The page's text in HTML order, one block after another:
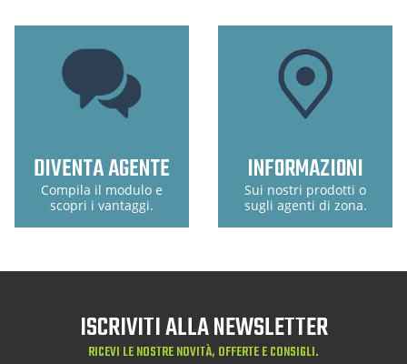
DIVENTA AGENTE
Compila il modulo e
scopri i vantaggi.
INFORMAZIONI
Sui nostri prodotti o
sugli agenti di zona.
ISCRIVITI ALLA NEWSLETTER
RICEVI LE NOSTRE NOVITÀ, OFFERTE E CONSIGLI.